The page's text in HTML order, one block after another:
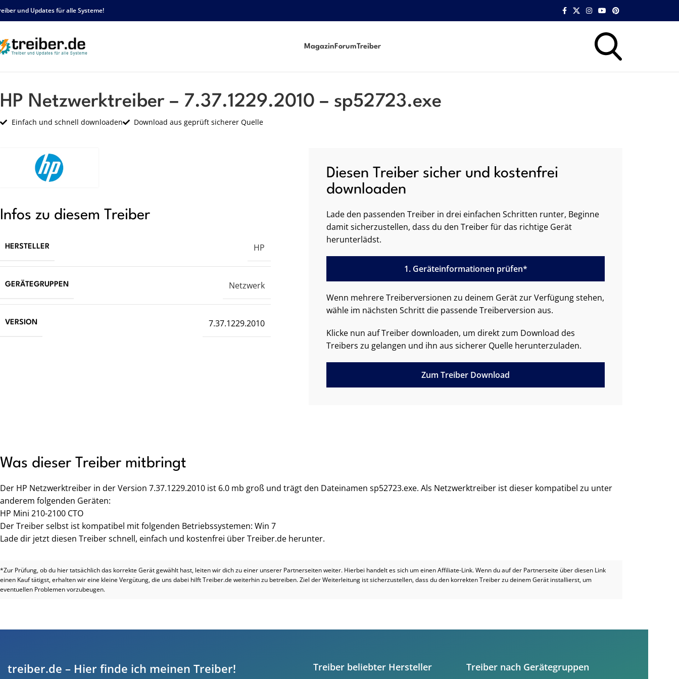
und Updates für alle Systeme!
Magazin ForumTreiber
HP Netzwerktreiber – 7.37.1229.2010 – sp52723.exe
Einfach und schnell downloaden Download aus geprüft sicherer Quelle
Infos zu diesem Treiber
HERSTELLER HP
GERÄTEGRUPPEN Netzwerk
VERSION 7.37.1229.2010
Diesen Treiber sicher und kostenfrei
downloaden
Lade den passenden Treiber in drei einfachen Schritten runter, Beginne
damit sicherzustellen, dass du den Treiber für das richtige Gerät
herunterlädst.
1. Geräteinformationen prüfen*
Wenn mehrere Treiberversionen zu deinem Gerät zur Verfügung stehen,
wähle im nächsten Schritt die passende Treiberversion aus.
Klicke nun auf Treiber downloaden, um direkt zum Download des
Treibers zu gelangen und ihn aus sicherer Quelle herunterzuladen.
Zum Treiber Download
Was dieser Treiber mitbringt
Der HP Netzwerktreiber in der Version 7.37.1229.2010 ist 6.0 mb groß und trägt den Dateinamen sp52723.exe. Als Netzwerktreiber ist dieser kompatibel zu unter
anderem folgenden Geräten:
HP Mini 210-2100 CTO
Der Treiber selbst ist kompatibel mit folgenden Betriebssystemen: Win 7
Lade dir jetzt diesen Treiber schnell, einfach und kostenfrei über Treiber.de herunter.
*Zur Prüfung, ob du hier tatsächlich das korrekte Gerät gewählt hast, leiten wir dich zu einer unserer Partnerseiten weiter. Hierbei handelt es sich um einen Affiliate-Link. Wenn du auf der Partnerseite über diesen Link
einen Kauf tätigst, erhalten wir eine kleine Vergütung, die uns dabei hilft Treiber.de weiterhin zu betreiben. Ziel der Weiterleitung ist sicherzustellen, dass du den korrekten Treiber zu deinem Gerät installierst, um
eventuellen Problemen vorzubeugen.
treiber.de – Hier finde ich meinen Treiber! Treiber beliebter Hersteller Treiber nach Gerätegruppen